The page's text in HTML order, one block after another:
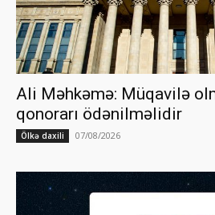
Ali Məhkəmə: Müqavilə
qonorarı ödənilməlidir
Ölkə daxili 07/08/2026